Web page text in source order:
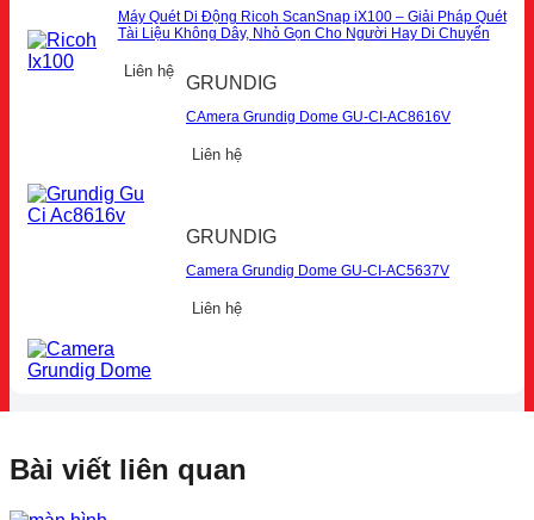
Máy Quét Di Động Ricoh ScanSnap iX100 – Giải Pháp Quét
Tài Liệu Không Dây, Nhỏ Gọn Cho Người Hay Di Chuyển
Liên hệ
GRUNDIG
CAmera Grundig Dome GU-CI-AC8616V
Liên hệ
GRUNDIG
Camera Grundig Dome GU-CI-AC5637V
Liên hệ
Bài viết liên quan